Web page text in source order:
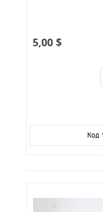
5,00 $
Код